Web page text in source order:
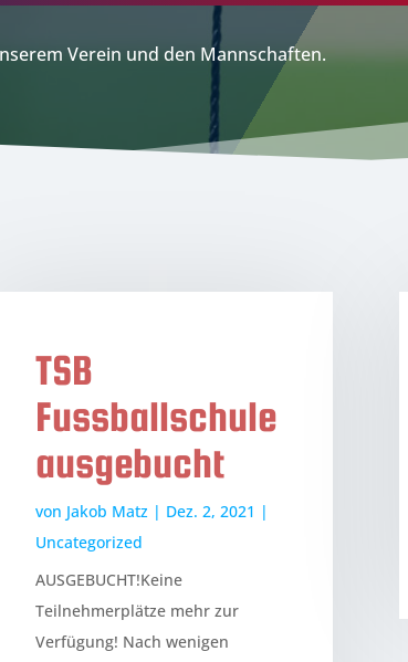
Verein und den Mannschaften.
TSB
Fussballschule
ausgebucht
von Jakob Matz| Dez. 2, 2021 |
Uncategorized
AUSGEBUCHT!Keine
Teilnehmerplätze mehr zur
Verfügung! Nach wenigen